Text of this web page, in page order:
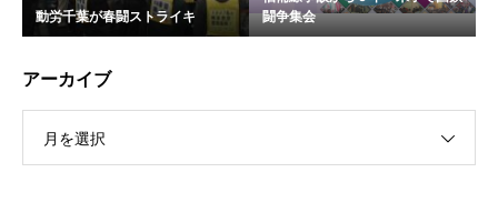
動労千葉が春闘ストライキ
闘争集会
アーカイブ
月を選択